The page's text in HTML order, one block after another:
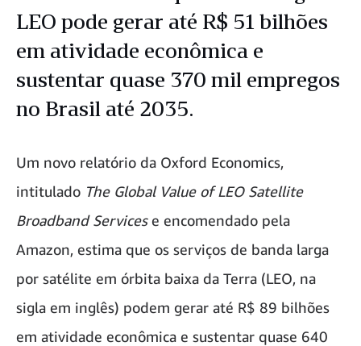
LEO pode gerar até R$ 51 bilhões
em atividade econômica e
sustentar quase 370 mil empregos
no Brasil até 2035.
Um novo relatório da Oxford Economics,
intitulado The Global Value of LEO Satellite
Broadband Servicese encomendado pela
Amazon, estima que os serviços de banda larga
por satélite em órbita baixa da Terra (LEO, na
sigla em inglês) podem gerar até R$ 89 bilhões
em atividade econômica e sustentar quase 640